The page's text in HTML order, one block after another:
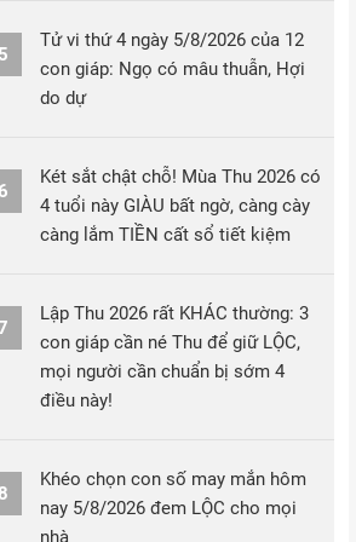
Tử vi thứ 4 ngày 5/8/2026 của 12
con giáp: Ngọ có mâu thuẫn, Hợi
do dự
Két sắt chật chỗ! Mùa Thu 2026 có
4 tuổi này GIÀU bất ngờ, càng cày
càng lắm TIỀN cất sổ tiết kiệm
Lập Thu 2026 rất KHÁC thường: 3
con giáp cần né Thu để giữ LỘC,
mọi người cần chuẩn bị sớm 4
điều này!
Khéo chọn con số may mắn hôm
nay 5/8/2026 đem LỘC cho mọi
nhà